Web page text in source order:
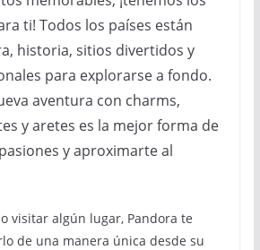
ti! Todos los países están
historia, sitios divertidos y
para explorarse a fondo.
aventura con charms,
y aretes es la mejor forma de
y aproximarte al
visitar algún lugar, Pandora te
de una manera única desde su